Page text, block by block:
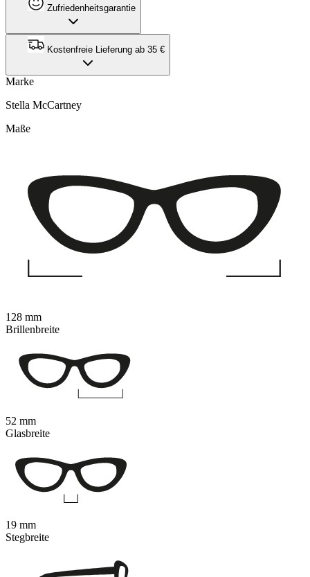
Zufriedenheitsgarantie
Kostenfreie Lieferung ab 35 €
Marke
Stella McCartney
Maße
128 mm
Brillenbreite
52 mm
Glasbreite
19 mm
Stegbreite